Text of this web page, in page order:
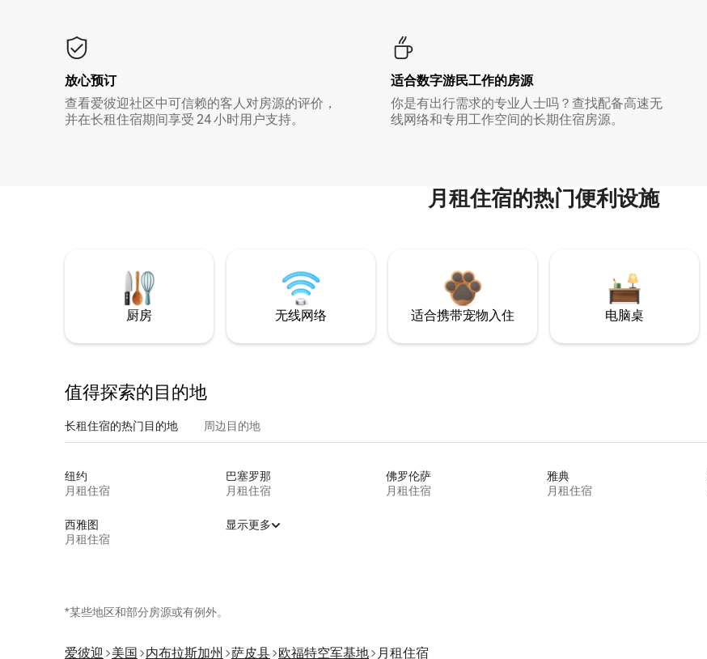
放心预订
查看爱彼迎社区中可信赖的客人对房源的评价，
并在长租住宿期间享受 24 小时用户支持。
适合数字游民工作的房源
你是有出行需求的专业人士吗？查找配备高速无
线网络和专用工作空间的长期住宿房源。
月租住宿的热门便利设施
厨房 无线网络 适合携带宠物入住 电脑桌
值得探索的目的地
长租住宿的热门目的地 周边目的地
纽约
月租住宿
巴塞罗那
月租住宿
佛罗伦萨
月租住宿
雅典
月租住宿
西雅图
月租住宿
显示更多
*某些地区和部分房源或有例外。
爱彼迎 美国 内布拉斯加州 萨皮县 欧福特空军基地 月租住宿